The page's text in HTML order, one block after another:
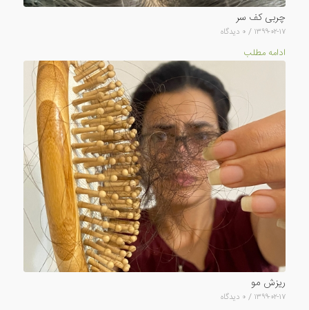
چربی کف سر
۱۳۹۹-۰۲-۱۷ / ۰ دیدگاه
ادامه مطلب
ریزش مو
۱۳۹۹-۰۲-۱۷ / ۰ دیدگاه